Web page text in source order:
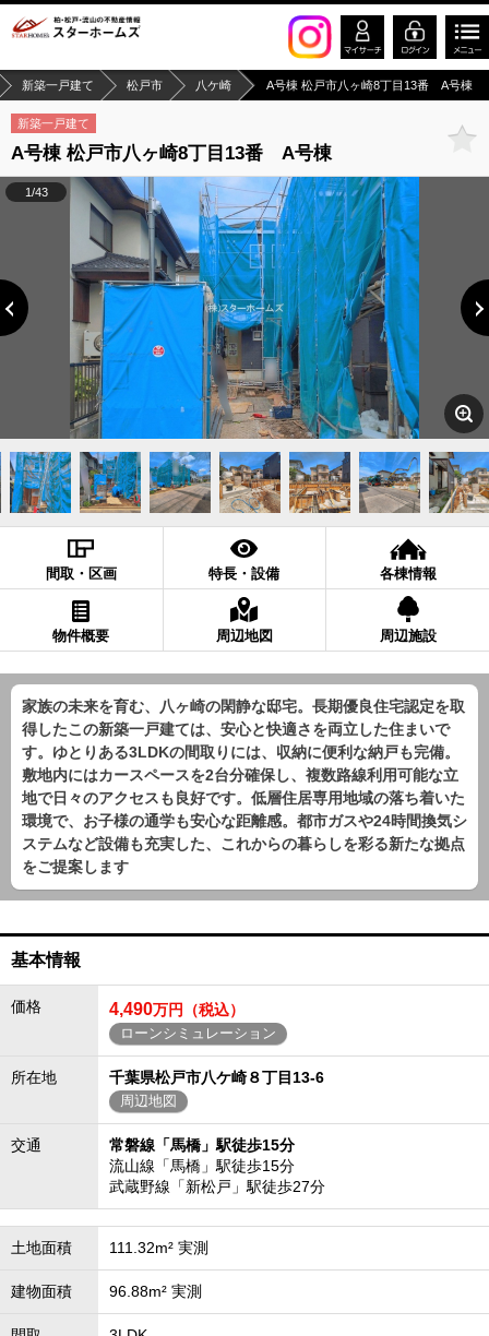
新築一戸建て 松戸市 八ケ崎 A号棟 松戸市八ヶ崎8丁目13番 A号棟
新築一戸建て
A号棟 松戸市八ヶ崎8丁目13番 A号棟
1/43
間取・区画 特長・設備 各棟情報
物件概要 周辺地図 周辺施設
家族の未来を育む、八ヶ崎の閑静な邸宅。長期優良住宅認定を取
得したこの新築一戸建ては、安心と快適さを両立した住まいで
す。ゆとりある3LDKの間取りには、収納に便利な納戸も完備。
敷地内にはカースペースを2台分確保し、複数路線利用可能な立
地で日々のアクセスも良好です。低層住居専用地域の落ち着いた
環境で、お子様の通学も安心な距離感。都市ガスや24時間換気シ
ステムなど設備も充実した、これからの暮らしを彩る新たな拠点
をご提案します
基本情報
価格 4,490万円（税込）
ローンシミュレーション
所在地 千葉県松戸市八ケ崎８丁目13-6
周辺地図
交通
常磐線「馬橋」駅徒歩15分
流山線「馬橋」駅徒歩15分
武蔵野線「新松戸」駅徒歩27分
土地面積 111.32m² 実測
建物面積 96.88m² 実測